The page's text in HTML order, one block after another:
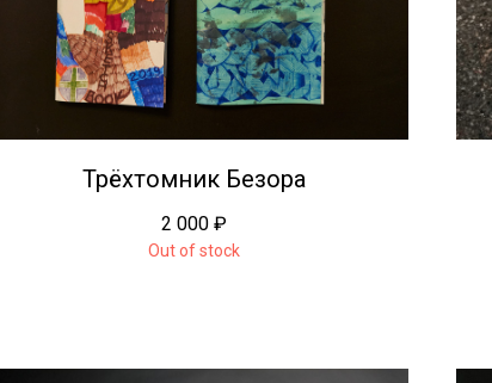
Трёхтомник Безора
2 000 ₽
Out of stock